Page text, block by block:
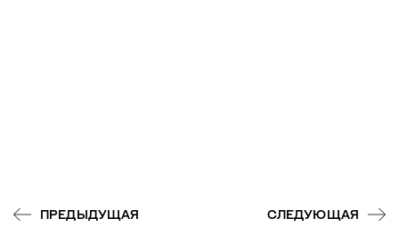
ПРЕДЫДУЩАЯ СЛЕДУЮЩАЯ